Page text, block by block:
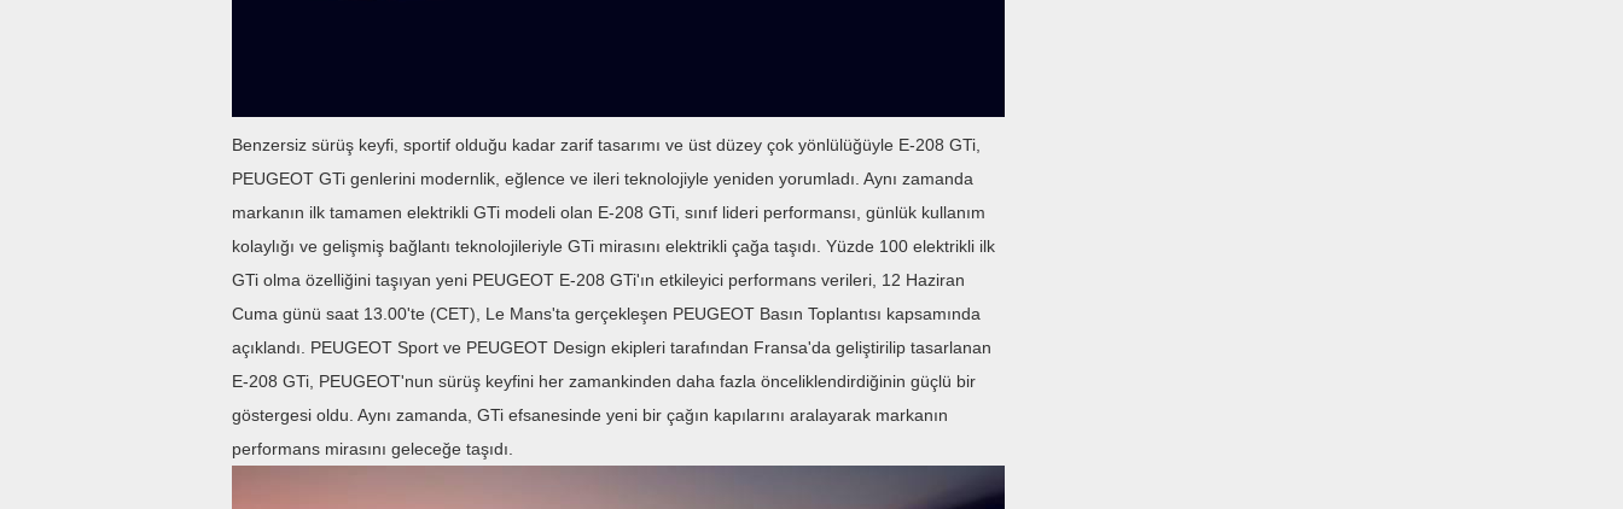
Benzersiz sürüş keyfi, sportif olduğu kadar zarif tasarımı ve üst düzey çok yönlülüğüyle E-208 GTi,
PEUGEOT GTi genlerini modernlik, eğlence ve ileri teknolojiyle yeniden yorumladı. Aynı zamanda
markanın ilk tamamen elektrikli GTi modeli olan E-208 GTi, sınıf lideri performansı, günlük kullanım
kolaylığı ve gelişmiş bağlantı teknolojileriyle GTi mirasını elektrikli çağa taşıdı. Yüzde 100 elektrikli ilk
GTi olma özelliğini taşıyan yeni PEUGEOT E-208 GTi'ın etkileyici performans verileri, 12 Haziran
Cuma günü saat 13.00'te (CET), Le Mans'ta gerçekleşen PEUGEOT Basın Toplantısı kapsamında
açıklandı. PEUGEOT Sport ve PEUGEOT Design ekipleri tarafından Fransa'da geliştirilip tasarlanan
E-208 GTi, PEUGEOT'nun sürüş keyfini her zamankinden daha fazla önceliklendirdiğinin güçlü bir
göstergesi oldu. Aynı zamanda, GTi efsanesinde yeni bir çağın kapılarını aralayarak markanın
performans mirasını geleceğe taşıdı.